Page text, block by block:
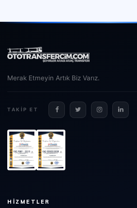
Merak Etmeyin Artık Biz Varız.
TAKIP ET
HIZMETLER